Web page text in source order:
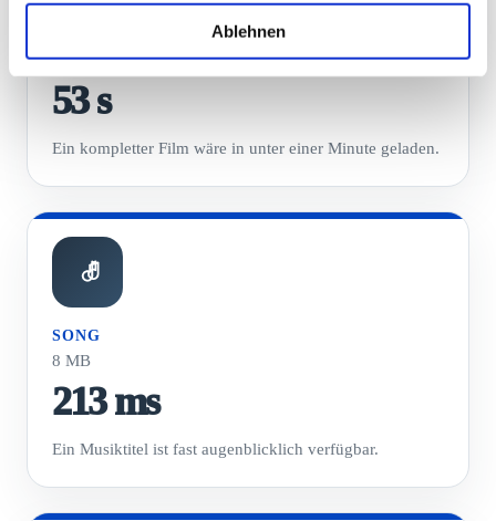
Ablehnen
2 GB
53 s
Ein kompletter Film wäre in unter einer Minute geladen.
SONG
8 MB
213 ms
Ein Musiktitel ist fast augenblicklich verfügbar.